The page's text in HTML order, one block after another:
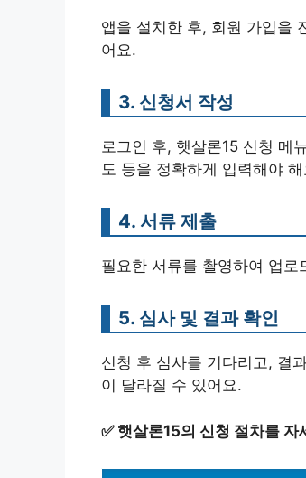
앱을 설치한 후, 회원 가입을
어요.
3. 신청서 작성
로그인 후, 햇살론15 신청 메
도 등을 정확하게 입력해야 해
4. 서류 제출
필요한 서류를 촬영하여 업
5. 심사 및 결과 확인
신청 후 심사를 기다리고, 결
이 달라질 수 있어요.
✅ 햇살론15의 신청 절차를 자